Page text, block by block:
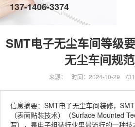
137-1406-3374
SMT电子无尘车间等级
无尘车间规
来源： 时间：2024-10-29
信息摘要：SMT电子无尘车间装修，
（表面贴装技术）（Surface Mounted
写），是电子组装行业里最流行的一种